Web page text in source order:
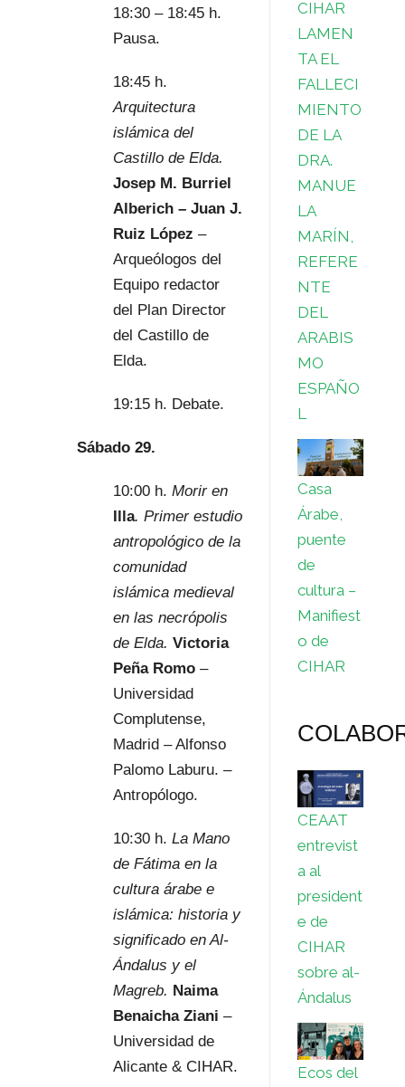
18:30 – 18:45 h.
Pausa.
18:45 h.
Arquitectura
islámica del
Castillo de Elda.
Josep M. Burriel
Alberich – Juan J.
Ruiz López –
Arqueólogos del
Equipo redactor
del Plan Director
del Castillo de
Elda.
19:15 h. Debate.
Sábado 29.
10:00 h. Morir en
Illa. Primer estudio
antropológico de la
comunidad
islámica medieval
en las necrópolis
de Elda. Victoria
Peña Romo–
Universidad
Complutense,
Madrid – Alfonso
Palomo Laburu. –
Antropólogo.
10:30 h. La Mano
de Fátima en la
cultura árabe e
islámica: historia y
significado en Al-
Ándalus y el
Magreb. Naima
Benaicha Ziani –
Universidad de
Alicante & CIHAR.
CIHAR
LAMEN
TA EL
FALLECI
MIENTO
DE LA
DRA.
MANUE
LA
MARÍN,
REFERE
NTE
DEL
ARABIS
MO
ESPAÑO
L
Casa
Árabe,
puente
de
cultura –
Manifiest
o de
CIHAR
CEAAT
entrevist
a al
president
e de
CIHAR
sobre al-
Ándalus
Ecos del